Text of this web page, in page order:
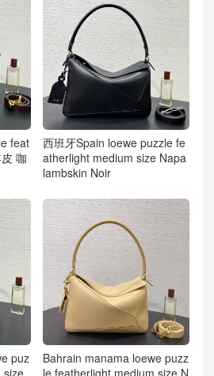
feat
咖
西班牙Spain loewe puzzle fe
atherlight medium size Napa
lambskin Noir
puz
Bahrain manama loewe puzz